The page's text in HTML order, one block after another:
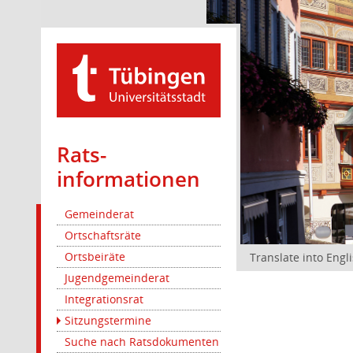
Rats­
informationen
Gemeinderat
Ortschaftsräte
Ortsbeiräte
Jugendgemeinderat
Integrationsrat
Sitzungstermine
Suche nach Ratsdokumenten
Translate into